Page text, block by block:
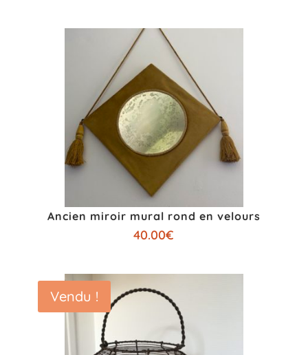
Ancien miroir mural rond en velours
40.00€
Vendu !